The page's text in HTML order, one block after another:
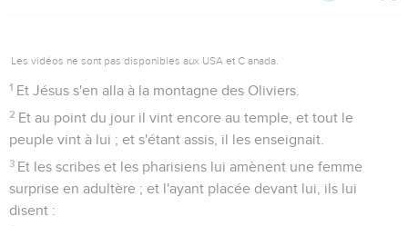
Les vidéos ne sont pas disponibles aux USA et C anada.
1 Et Jésus s'en alla à la montagne des Oliviers.
2 Et au point du jour il vint encore au temple, et tout le
peuple vint à lui ; et s'étant assis, il les enseignait.
3 Et les scribes et les pharisiens lui amènent une femme
surprise en adultère ; et l'ayant placée devant lui, ils lui
disent :